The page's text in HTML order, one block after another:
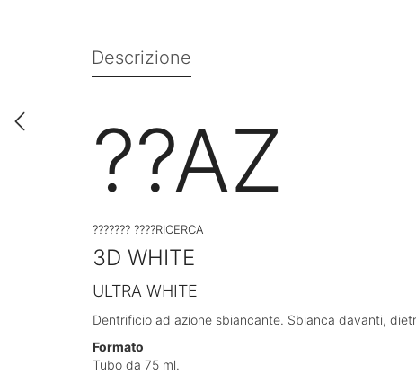
Descrizione
??AZ
??????? ????RICERCA
3D WHITE
ULTRA WHITE
Dentrificio ad azione sbiancante. Sbianca davanti,
Formato
Tubo da 75 ml.